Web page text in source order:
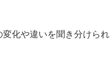
化や違いを聞き分けられ